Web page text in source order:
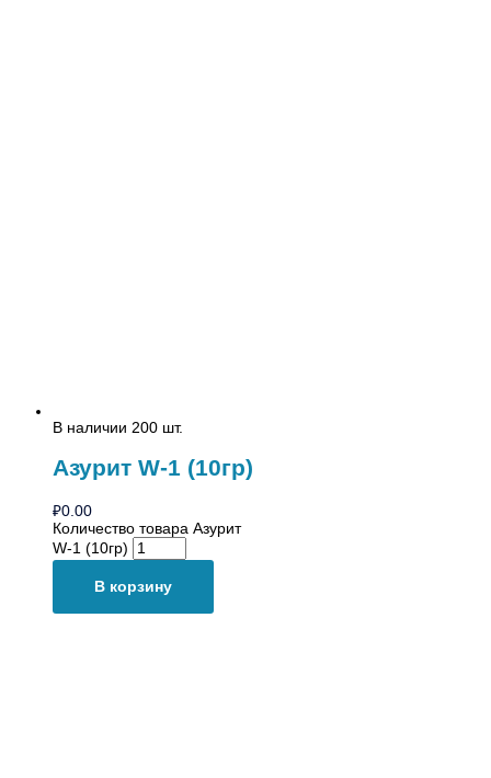
В наличии 200 шт.
Азурит W-1 (10гр)
₽0.00
Количество товара Азурит
W-1 (10гр)
В корзину